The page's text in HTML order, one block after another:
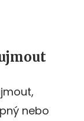
nebo